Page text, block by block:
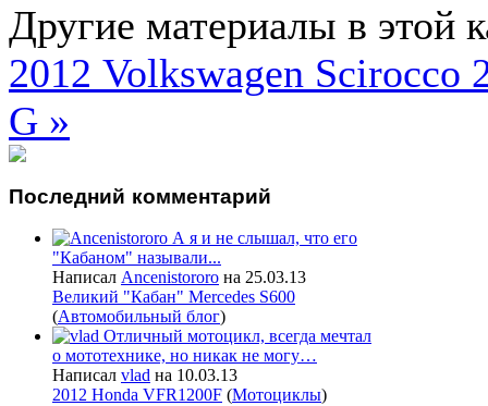
Другие материалы в этой
2012 Volkswagen Scirocco
G »
Последний комментарий
А я и не слышал, что его
"Кабаном" называли...
Написал Ancenistororo на 25.03.13
Великий "Кабан" Mercedes S600
(Автомобильный блог)
Отличный мотоцикл, всегда мечтал
о мототехнике, но никак не могу…
Написал vlad на 10.03.13
2012 Honda VFR1200F (Мотоциклы)